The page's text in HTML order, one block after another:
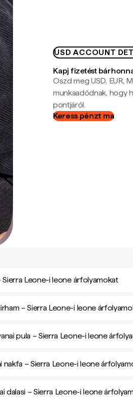
USD ACCOUNT
Kapj fizetést
Oszd meg USD, EUR,
munkaadódnak, hogy
pontjáról.
Keress pénzt ma
Leone-i leone árfolyamokat
– Sierra Leone-i leone
pula – Sierra Leone-i leone
nakfa – Sierra Leone-i leone
dalasi – Sierra Leone-i leone